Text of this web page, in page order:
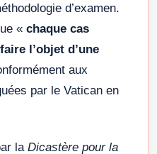
d’examen.
« chaque cas
l’objet d’une
aux
par le Vatican en
la Dicastère pour la